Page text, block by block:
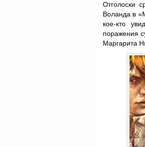
Отголоски
Воланда в
кое-кто
поражения
Маргарита